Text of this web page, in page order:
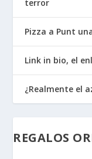
terror
Pizza a Punt
Link in bio, el
¿Realmente el
REGALOS